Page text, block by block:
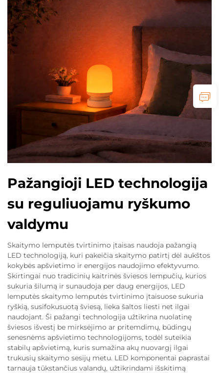
Pažangioji LED technologija
su reguliuojamu ryškumo
valdymu
Skaitymo lemputės tvirtinimo įtaisas naudoja pažangią
LED technologiją, kuri pakeičia skaitymo patirtį dėl aukštos
kokybės apšvietimo ir energijos naudojimo efektyvumo.
Skirtingai nuo tradicinių kaitrinės šviesos lempučių, kurios
sukuria šilumą ir sunaudoja per daug energijos, LED
lemputės skaitymo lemputės tvirtinimo įtaisuose sukuria
ryškią, susifokusuotą šviesą, lieka šaltos liesti net ilgai
naudojant. Ši pažangi technologija užtikrina nuolatinę
šviesos išvestį be mirksėjimo ar pritemdimų, būdingų
senesnėms apšvietimo technologijoms, todėl suteikia
stabilų apšvietimą, kuris sumažina akų nuovargį ilgai
trukusių skaitymo sesijų metu. LED komponentai paprastai
tarnauja tūkstančius valandų, užtikrindami išskitimą